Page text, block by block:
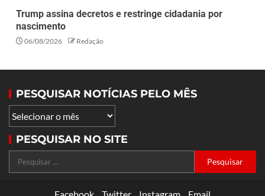
Trump assina decretos e restringe cidadania por
nascimento
06/08/2026 Redação
PESQUISAR NOTÍCIAS PELO MÊS
PESQUISAR NO SITE